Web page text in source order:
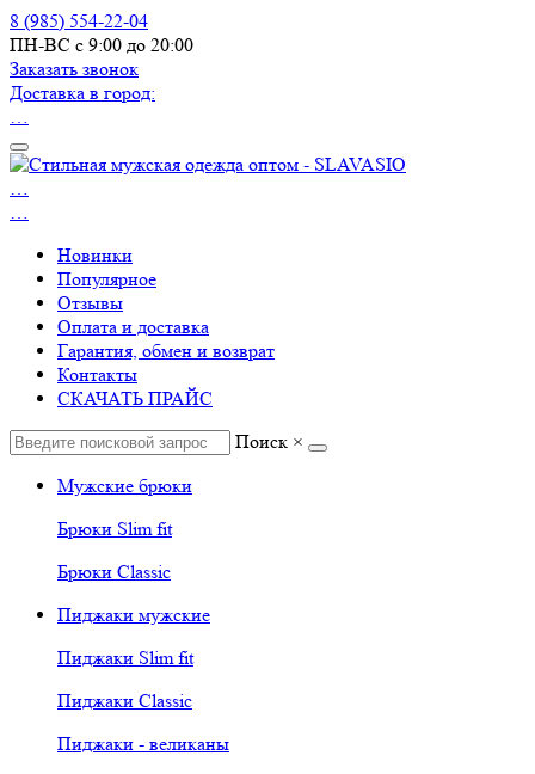
8 (985) 554-22-04
ПН-ВС с 9:00 до 20:00
Заказать звонок
Доставка в город:
…
…
…
Новинки
Популярное
Отзывы
Оплата и доставка
Гарантия, обмен и возврат
Контакты
СКАЧАТЬ ПРАЙС
Поиск ×
Мужские брюки
Брюки Slim fit
Брюки Classic
Пиджаки мужские
Пиджаки Slim fit
Пиджаки Classic
Пиджаки - великаны